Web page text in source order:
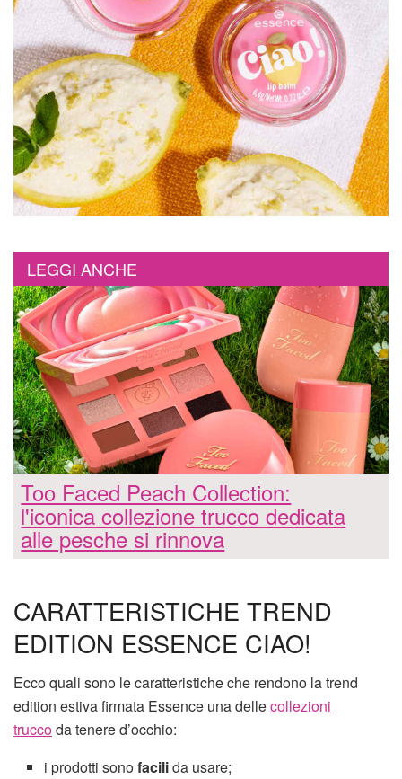
LEGGI ANCHE
Too Faced Peach Collection:
l'iconica collezione trucco dedicata
alle pesche si rinnova
CARATTERISTICHE TREND
EDITION ESSENCE CIAO!
Ecco quali sono le caratteristiche che rendono la trend
edition estiva firmata Essence una dellecollezioni
truccoda tenere d’occhio:
i prodotti sonofacilida usare;